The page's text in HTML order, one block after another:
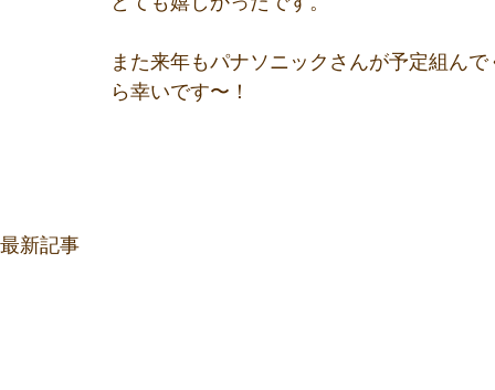
また来年もパナソニックさんが予定組ん
ら幸いです〜！
最新記事